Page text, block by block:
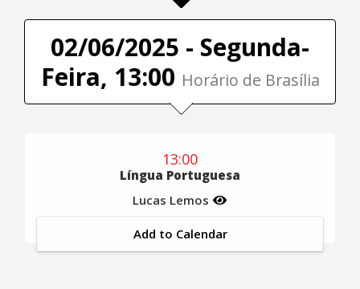
02/06/2025 - Segunda-
Feira, 13:00 Horário de Brasília
13:00
Língua Portuguesa
Lucas Lemos
Add to Calendar